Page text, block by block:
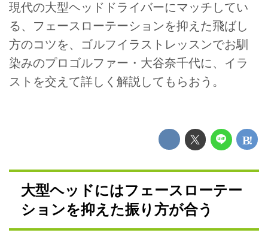
現代の大型ヘッドドライバーにマッチしてい
る、フェースローテーションを抑えた飛ばし
方のコツを、ゴルフイラストレッスンでお馴
染みのプロゴルファー・大谷奈千代に、イラ
ストを交えて詳しく解説してもらおう。
大型ヘッドにはフェースローテー
ションを抑えた振り方が合う